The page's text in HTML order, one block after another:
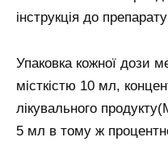
інструкція до препарату
Упаковка кожної дози
місткістю 10 мл,
лікувального
5 мл в тому ж